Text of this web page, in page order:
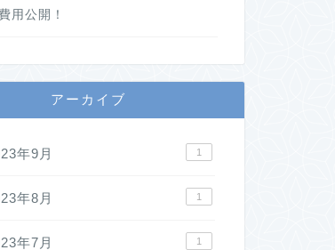
用公開！
アーカイブ
年9月 1
年8月 1
年7月 1